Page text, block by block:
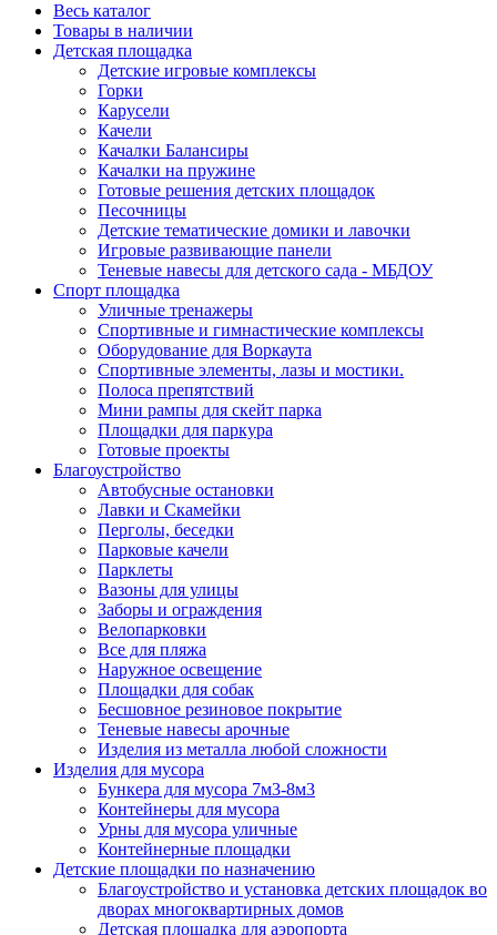
Весь каталог
Товары в наличии
Детская площадка
Детские игровые комплексы
Горки
Карусели
Качели
Качалки Балансиры
Качалки на пружине
Готовые решения детских площадок
Песочницы
Детские тематические домики и лавочки
Игровые развивающие панели
Теневые навесы для детского сада - МБДОУ
Спорт площадка
Уличные тренажеры
Спортивные и гимнастические комплексы
Оборудование для Воркаута
Спортивные элементы, лазы и мостики.
Полоса препятствий
Мини рампы для скейт парка
Площадки для паркура
Готовые проекты
Благоустройство
Автобусные остановки
Лавки и Скамейки
Перголы, беседки
Парковые качели
Парклеты
Вазоны для улицы
Заборы и ограждения
Велопарковки
Все для пляжа
Наружное освещение
Площадки для собак
Бесшовное резиновое покрытие
Теневые навесы арочные
Изделия из металла любой сложности
Изделия для мусора
Бункера для мусора 7м3-8м3
Контейнеры для мусора
Урны для мусора уличные
Контейнерные площадки
Детские площадки по назначению
Благоустройство и установка детских площадок во
дворах многоквартирных домов
Детская площадка для аэропорта